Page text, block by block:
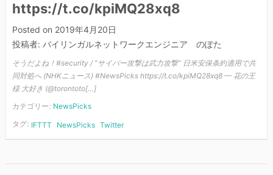
https://t.co/kpiMQ28xq8
Posted on 2019年4月20日
投稿者: バイリンガルネットワークエンジニア のぽた
そうだよね！#security / “サイバー攻撃は武力攻撃” 日米安保条約適用で共
同対処へ (NHKニュース) #NewsPicks https://t.co/kpiMQ28xq8 — 花の王
様 大好き (@torontoto[…]
カテゴリー: NewsPicks
タグ: IFTTT NewsPicks Twitter